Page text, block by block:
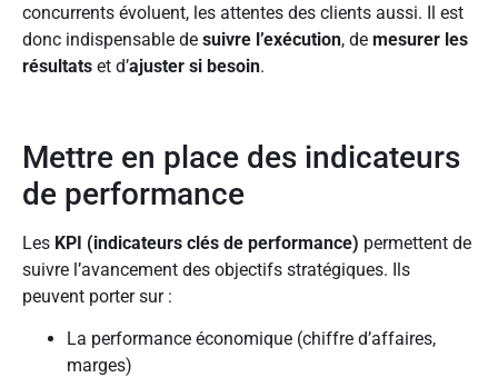
concurrents évoluent, les attentes des clients aussi. Il est
donc indispensable de suivre l’exécution, de mesurer les
résultats et d’ajuster si besoin.
Mettre en place des indicateurs
de performance
Les KPI (indicateurs clés de performance) permettent de
suivre l’avancement des objectifs stratégiques. Ils
peuvent porter sur :
La performance économique (chiffre d’affaires,
marges)